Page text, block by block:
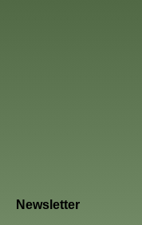
Newsletter